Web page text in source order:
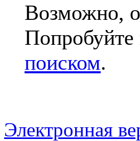
Возможно,
Попробуйте
поиском.
Электронная